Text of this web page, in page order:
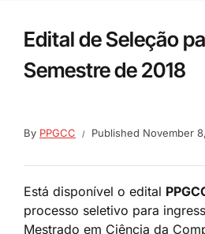
Edital de Seleção
Semestre de 2018
By PPGCC Published November
Está disponível o edital
processo seletivo para
Mestrado em Ciência da